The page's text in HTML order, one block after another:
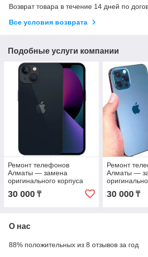
Возврат товара в течение 14 дней по
Все условия возврата
Подобные услуги компании
Ремонт телефонов
Алматы — замена
оригинального корпуса
iPhone 13 Mini с гарантией
30 000 ₸
Ремонт
Алматы —
iPhone 13
30 000₸
О нас
88% положительных из 8 отзывов за год